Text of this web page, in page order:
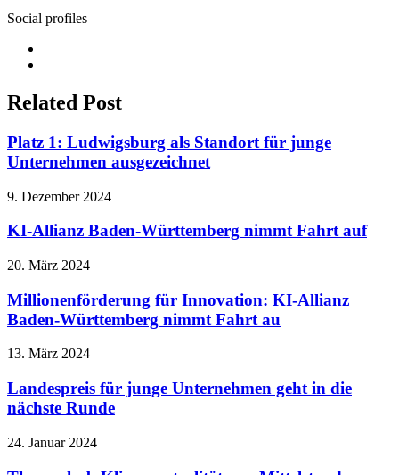
Social profiles
Related Post
Platz 1: Ludwigsburg als Standort für junge
Unternehmen ausgezeichnet
9. Dezember 2024
KI-Allianz Baden-Württemberg nimmt Fahrt auf
20. März 2024
Millionenförderung für Innovation: KI-Allianz
Baden-Württemberg nimmt Fahrt au
13. März 2024
Landespreis für junge Unternehmen geht in die
nächste Runde
24. Januar 2024